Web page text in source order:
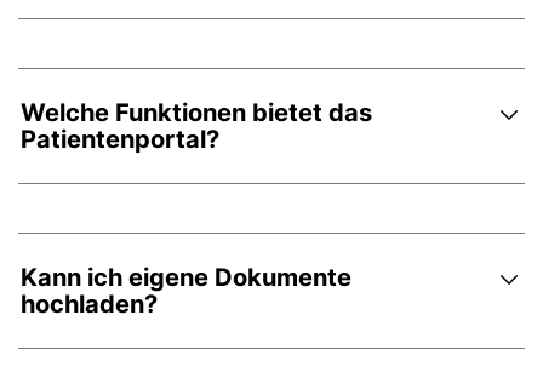
Welche Funktionen bietet das
Patientenportal?
Kann ich eigene Dokumente
hochladen?